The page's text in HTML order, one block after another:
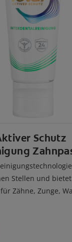
Schutz
Stellen und
Zähne, Zunge,